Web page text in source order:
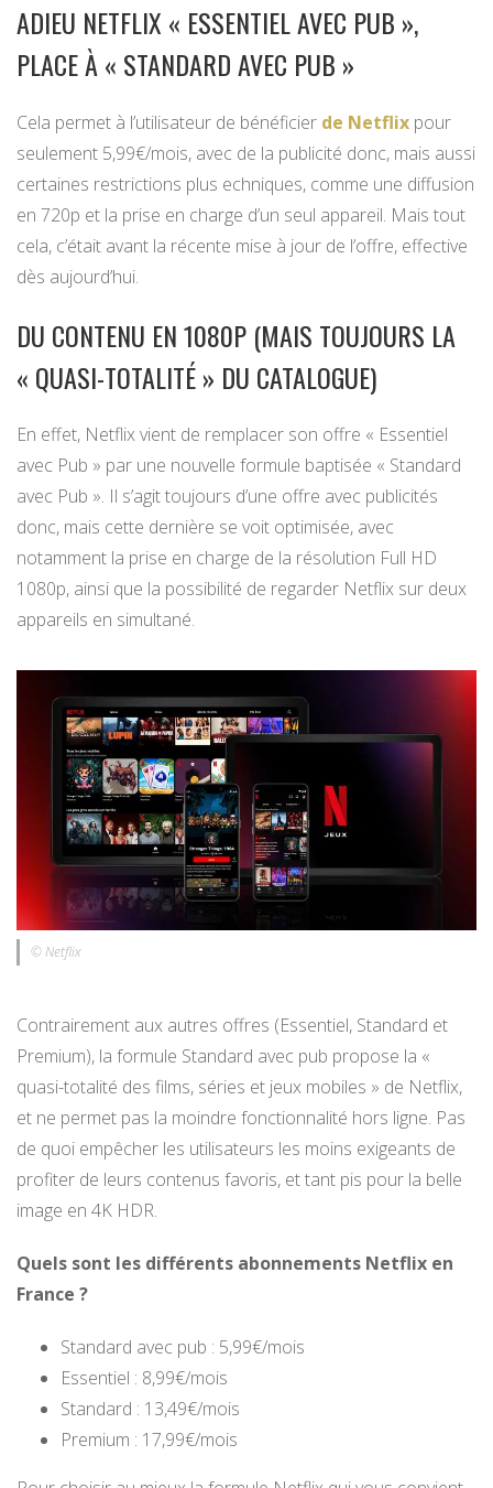
ADIEU NETFLIX « ESSENTIEL AVEC PUB »,
PLACE À « STANDARD AVEC PUB »
Cela permet à l’utilisateur de bénéficier de Netflix pour
seulement 5,99€/mois, avec de la publicité donc, mais aussi
certaines restrictions plus echniques, comme une diffusion
en 720p et la prise en charge d’un seul appareil. Mais tout
cela, c’était avant la récente mise à jour de l’offre, effective
dès aujourd’hui.
DU CONTENU EN 1080P (MAIS TOUJOURS LA
« QUASI-TOTALITÉ » DU CATALOGUE)
En effet, Netflix vient de remplacer son offre « Essentiel
avec Pub » par une nouvelle formule baptisée « Standard
avec Pub ». Il s’agit toujours d’une offre avec publicités
donc, mais cette dernière se voit optimisée, avec
notamment la prise en charge de la résolution Full HD
1080p, ainsi que la possibilité de regarder Netflix sur deux
appareils en simultané.
© Netflix
Contrairement aux autres offres (Essentiel, Standard et
Premium), la formule Standard avec pub propose la «
quasi-totalité des films, séries et jeux mobiles » de Netflix,
et ne permet pas la moindre fonctionnalité hors ligne. Pas
de quoi empêcher les utilisateurs les moins exigeants de
profiter de leurs contenus favoris, et tant pis pour la belle
image en 4K HDR.
Quels sont les différents abonnements Netflix en
France ?
Standard avec pub : 5,99€/mois
Essentiel : 8,99€/mois
Standard : 13,49€/mois
Premium : 17,99€/mois